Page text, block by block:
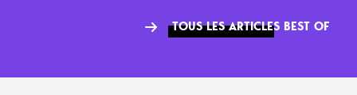
TOUS LES ARTICLES BEST OF